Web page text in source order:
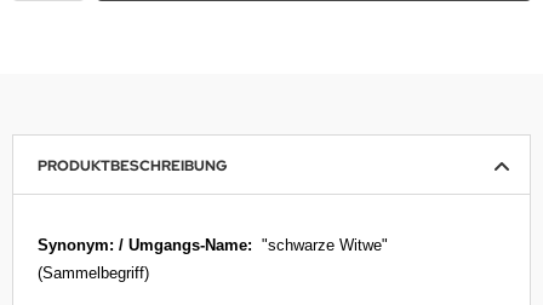
PRODUKTBESCHREIBUNG
Synonym: / Umgangs-Name: "schwarze Witwe"
(Sammelbegriff)